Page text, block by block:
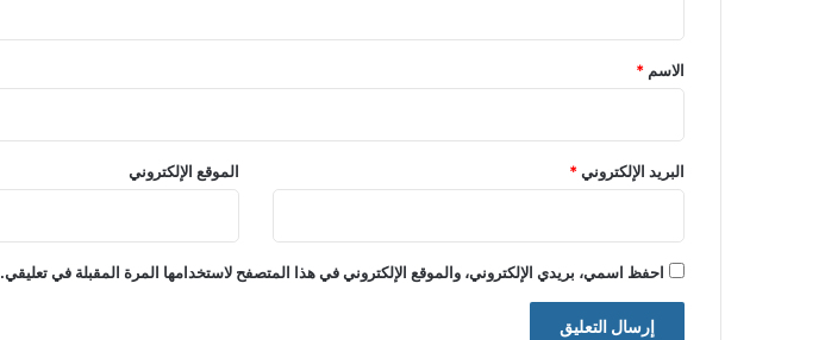
*
الاسم *
البريد الإلكتروني* الموقع الإلكتروني
احفظ اسمي، بريدي الإلكتروني، والموقع الإلكتروني في هذا المتصفح لاستخدامها المرة المقبلة في تعليقي.